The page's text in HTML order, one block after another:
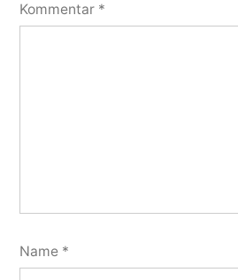
Kommentar *
Name *